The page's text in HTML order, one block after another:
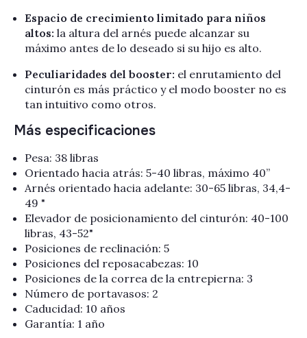
Espacio de crecimiento limitado para niños
altos: la altura del arnés puede alcanzar su
máximo antes de lo deseado si su hijo es alto.
Peculiaridades del booster: el enrutamiento del
cinturón es más práctico y el modo booster no es
tan intuitivo como otros.
Más especificaciones
Pesa: 38 libras
Orientado hacia atrás: 5-40 libras, máximo 40”
Arnés orientado hacia adelante: 30-65 libras, 34,4-
49 "
Elevador de posicionamiento del cinturón: 40-100
libras, 43-52"
Posiciones de reclinación: 5
Posiciones del reposacabezas: 10
Posiciones de la correa de la entrepierna: 3
Número de portavasos: 2
Caducidad: 10 años
Garantía: 1 año